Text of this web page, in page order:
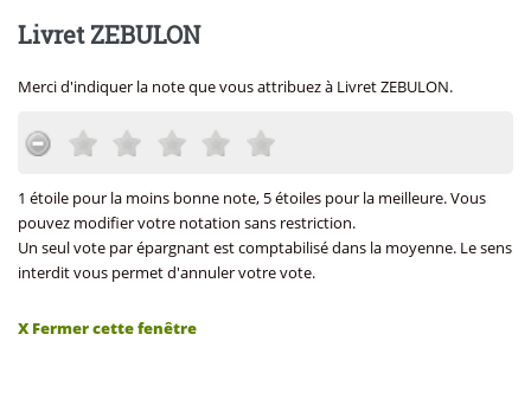
Livret ZEBULON
Merci d'indiquer la note que vous attribuez à Livret ZEBULON.
1 étoile pour la moins bonne note, 5 étoiles pour la meilleure. Vous
pouvez modifier votre notation sans restriction.
Un seul vote par épargnant est comptabilisé dans la moyenne. Le sens
interdit vous permet d'annuler votre vote.
X Fermer cette fenêtre